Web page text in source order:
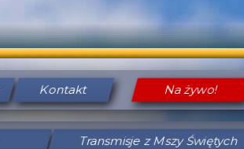
Kontakt Na żywo!
Transmisje z Mszy Świętych